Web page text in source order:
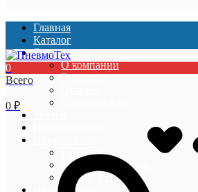
Главная
Каталог
О компании
О компании
Вакансии
Гарантии
Оплата и доставка
Акции и скидки
0
Всего
0 ₽